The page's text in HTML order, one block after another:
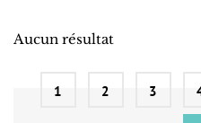
Aucun résultat
1 2 3